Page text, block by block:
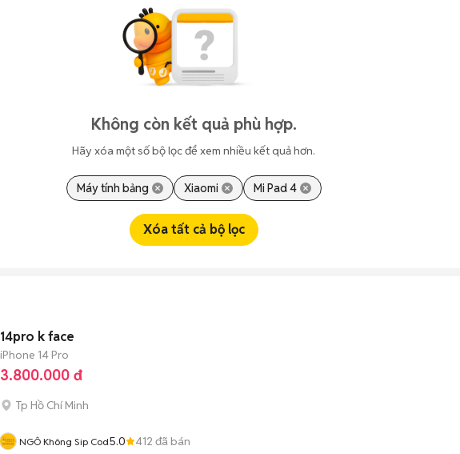
Không còn kết quả phù hợp.
Hãy xóa một số bộ lọc để xem nhiều kết quả hơn.
Máy tính bảng Xiaomi Mi Pad 4
Xóa tất cả bộ lọc
14pro k face
iPhone 14 Pro
3.800.000 đ
Tp Hồ Chí Minh
NGÔ Không Sip Cod5.0 412 đã bán